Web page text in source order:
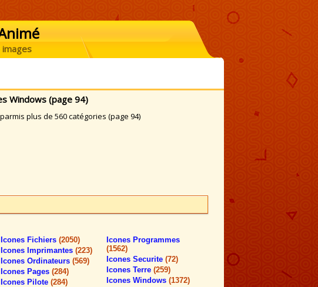
Windows (page 94)
plus de 560 catégories (page 94)
Icones Fichiers (2050)
Icones Imprimantes (223)
Icones Ordinateurs (569)
Icones Pages (284)
Icones Pilote (284)
Icones Programmes
(1562)
Icones Securite (72)
Icones Terre (259)
Icones Windows (1372)